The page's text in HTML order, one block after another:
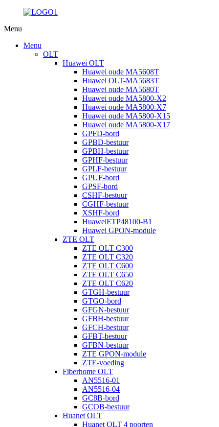
Menu
Menu
OLT
Huawei OLT
Huawei oude MA5608T
Huawei OLT-MA5683T
Huawei oude MA5680T
Huawei oude MA5800-X2
Huawei oude MA5800-X7
Huawei oude MA5800-X15
Huawei oude MA5800-X17
GPFD-bord
GPBD-bestuur
GPBH-bestuur
GPHF-bestuur
GPLF-bestuur
GPUF-bord
GPSF-bord
CSHF-bestuur
CGHF-bestuur
XSHF-bord
HuaweiETP48100-B1
Huawei GPON-module
ZTE OLT
ZTE OLT C300
ZTE OLT C320
ZTE OLT C600
ZTE OLT C650
ZTE OLT C620
GTGH-bestuur
GTGO-bord
GFGN-bestuur
GFBH-bestuur
GFCH-bestuur
GFBT-bestuur
GFBN-bestuur
ZTE GPON-module
ZTE-voeding
Fiberhome OLT
AN5516-01
AN5516-04
GC8B-bord
GCOB-bestuur
Huanet OLT
Huanet OLT 4 poorten